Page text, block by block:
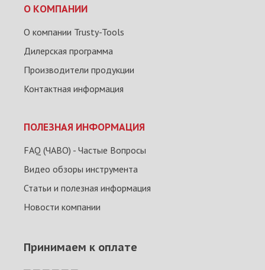
О КОМПАНИИ
О компании Trusty-Tools
Дилерская программа
Производители продукции
Контактная информация
ПОЛЕЗНАЯ ИНФОРМАЦИЯ
FAQ (ЧАВО) - Частые Вопросы
Видео обзоры инструмента
Статьи и полезная информация
Новости компании
Принимаем к оплате